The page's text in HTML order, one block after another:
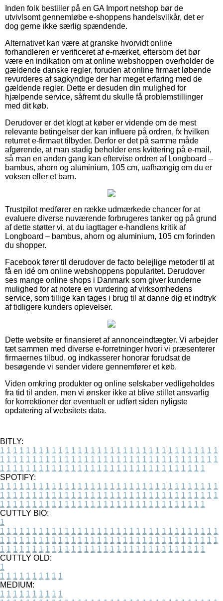
Inden folk bestiller på en GA Import netshop bør de
utvivlsomt gennemløbe e-shoppens handelsvilkår, det er
dog gerne ikke særlig spændende.
Alternativet kan være at granske hvorvidt online
forhandleren er verificeret af e-mærket, eftersom det bør
være en indikation om at online webshoppen overholder de
gældende danske regler, foruden at online firmaet løbende
revurderes af sagkyndige der har meget erfaring med de
gældende regler. Dette er desuden din mulighed for
hjælpende service, såfremt du skulle få problemstillinger
med dit køb.
Derudover er det klogt at køber er vidende om de mest
relevante betingelser der kan influere på ordren, fx hvilken
returret e-firmaet tilbyder. Derfor er det på samme måde
afgørende, at man stadig beholder ens kvittering på e-mail,
så man en anden gang kan eftervise ordren af Longboard –
bambus, ahorn og aluminium, 105 cm, uafhængig om du er
voksen eller et barn.
Trustpilot medfører en række udmærkede chancer for at
evaluere diverse nuværende forbrugeres tanker og på grund
af dette støtter vi, at du iagttager e-handlens kritik af
Longboard – bambus, ahorn og aluminium, 105 cm forinden
du shopper.
Facebook fører til derudover de facto belejlige metoder til at
få en idé om online webshoppens popularitet. Derudover
ses mange online shops i Danmark som giver kunderne
mulighed for at notere en vurdering af virksomhedens
service, som tillige kan tages i brug til at danne dig et indtryk
af tidligere kunders oplevelser.
Dette website er finansieret af annonceindtægter. Vi arbejder
tæt sammen med diverse e-forretninger hvori vi præsenterer
firmaernes tilbud, og indkasserer honorar forudsat de
besøgende vi sender videre gennemfører et køb.
Viden omkring produkter og online selskaber vedligeholdes
fra tid til anden, men vi ønsker ikke at blive stillet ansvarlig
for korrektioner der eventuelt er udført siden nyligste
opdatering af websitets data.
BITLY:
1 1 1 1 1 1 1 1 1 1 1 1 1 1 1 1 1 1 1 1 1 1 1 1 1 1 1 1 1 1 1 1 1 1
1 1 1 1 1 1 1 1 1 1 1 1 1 1 1 1 1 1 1 1 1 1 1 1 1 1 1 1 1 1 1 1 1 1
1 1 1 1 1 1 1 1 1 1 1 1 1 1 1 1 1 1 1 1 1 1 1 1 1 1 1 1 1 1 1 1
SPOTIFY:
1 1 1 1 1 1 1 1 1 1 1 1 1 1 1 1 1 1 1 1 1 1 1 1 1 1 1 1 1 1 1 1 1 1
1 1 1 1 1 1 1 1 1 1 1 1 1 1 1 1 1 1 1 1 1 1 1 1 1 1 1 1 1 1 1 1 1 1
1 1 1 1 1 1 1 1 1 1 1 1 1 1 1 1 1 1 1 1 1 1 1 1 1 1 1 1 1 1 1 1
CUTTLY BIO:
1
1 1 1 1 1 1 1 1 1 1 1 1 1 1 1 1 1 1 1 1 1 1 1 1 1 1 1 1 1 1 1 1 1 1
1 1 1 1 1 1 1 1 1 1 1 1 1 1 1 1 1 1 1 1 1 1 1 1 1 1 1 1 1 1 1 1 1 1
1 1 1 1 1 1 1 1 1 1 1 1 1 1 1 1 1 1 1 1 1 1 1 1 1 1 1 1 1 1 1 1
CUTTLY OLD:
1
1 1 1 1 1 1 1 1 1 1
MEDIUM:
1 1 1 1 1 1 1 1 1 1